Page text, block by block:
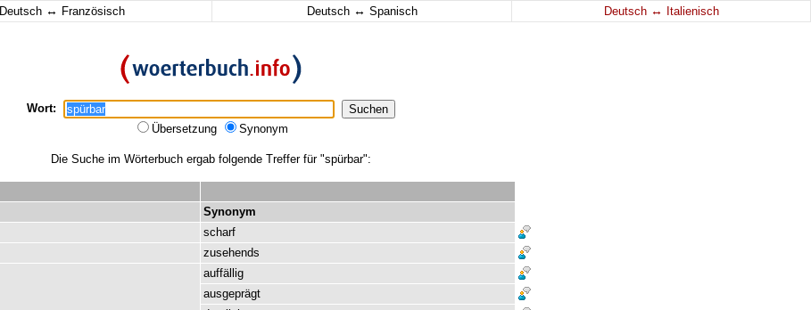
Deutsch ↔ Französisch Deutsch ↔ Spanisch Deutsch ↔ Italienisch
Wort:
Übersetzung
Synonym
Die Suche im Wörterbuch ergab folgende Treffer für "spürbar":
Synonym
scharf
zusehends
auffällig
ausgeprägt